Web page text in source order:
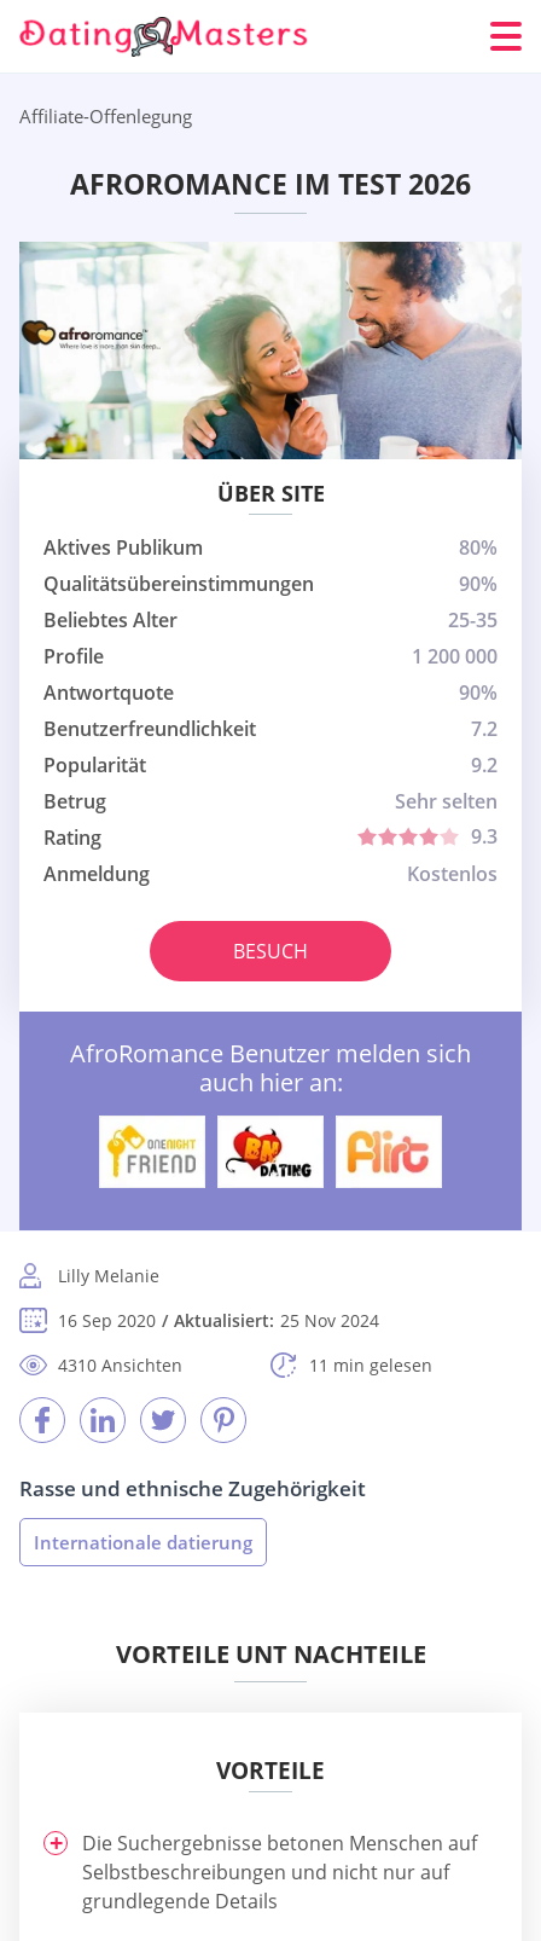
Affiliate-Offenlegung
AFROROMANCE IM TEST 2026
ÜBER SITE
Aktives Publikum
80%
Qualitätsübereinstimmungen
90%
Beliebtes Alter
25-35
Profile
1 200 000
Antwortquote
90%
Benutzerfreundlichkeit
7.2
Popularität
9.2
Betrug
Sehr selten
Rating
9.3
Anmeldung
Kostenlos
BESUCH
AfroRomance Benutzer melden sich
auch hier an:
Lilly Melanie
16 Sep 2020
Aktualisiert: 25 Nov 2024
4310 Ansichten
11 min gelesen
Rasse und ethnische Zugehörigkeit
Internationale datierung
VORTEILE UNT NACHTEILE
VORTEILE
Die Suchergebnisse betonen Menschen auf
Selbstbeschreibungen und nicht nur auf
grundlegende Details